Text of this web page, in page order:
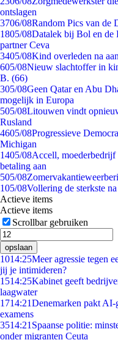
ontslagen
3706/08Random Pics van de
1805/08Datalek bij Bol en de
partner Ceva
3405/08Kind overleden na
605/08Nieuw slachtoffer in
B. (66)
305/08Geen Qatar en Abu
mogelijk in Europa
505/08Litouwen vindt
Rusland
4605/08Progressieve
Michigan
1405/08Accell, moederbedrijf
betaling aan
505/08
105/08Vollering de sterkste
Actieve items
Actieve items
Scrollbar gebruiken
opslaan
1014:25Meer agressie tegen
jij je intimideren?
1514:25Kabinet geeft
laagwater
1714:21Denemarken pakt AI-
examens
3514:21 Spaanse politie:
onder migranten Ceuta